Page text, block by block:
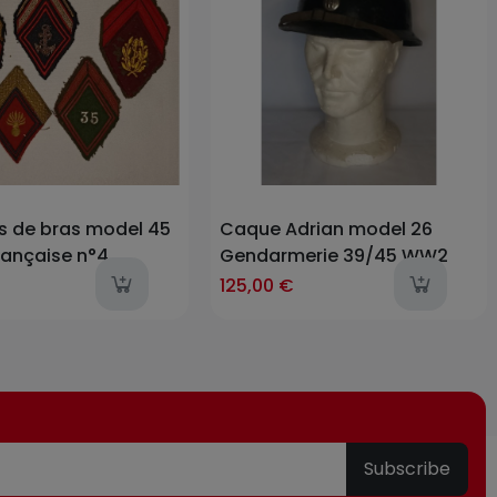
de bras model 45
n°4
last-items
Caque Adrian model 26
Gendarmerie 39/45 WW2
125,00 €
Subscribe